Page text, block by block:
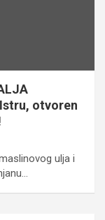
otvoren
ulja i